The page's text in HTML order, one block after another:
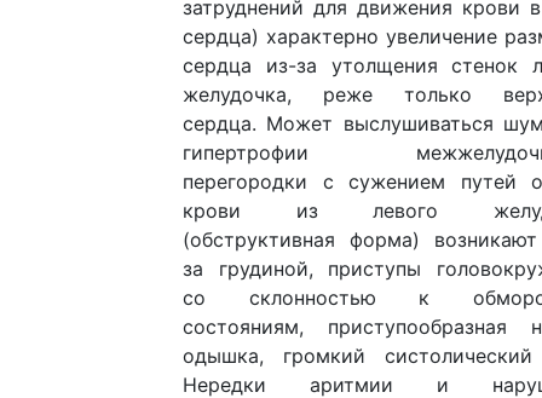
затруднений для движения крови
сердца) характерно увеличение
сердца из-за утолщения стенок
желудочка, реже только
сердца. Может выслушиваться
гипертрофии
перегородки с сужением путей
крови из левого
(обструктивная форма)
за грудиной, приступы
со склонностью к
состояниям, приступообразная
одышка, громкий
Нередки аритмии и